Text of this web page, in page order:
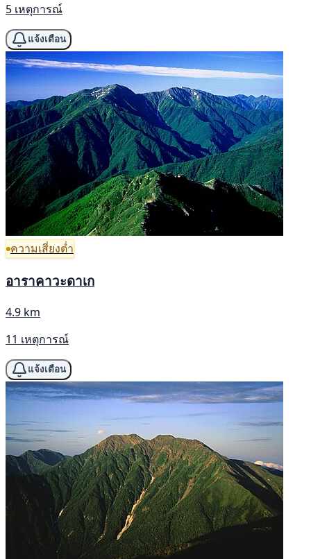
5 เหตุการณ์
แจ้งเตือน
ความเสี่ยงต่ำ
อาราคาวะดาเก
4.9 km
11 เหตุการณ์
แจ้งเตือน